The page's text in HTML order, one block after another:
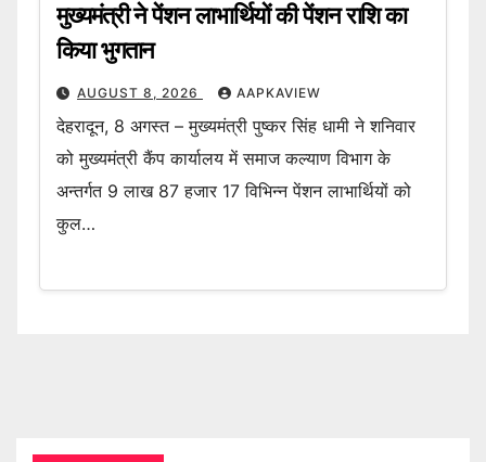
मुख्यमंत्री ने पेंशन लाभार्थियों की पेंशन राशि का
किया भुगतान
AUGUST 8, 2026 AAPKAVIEW
देहरादून, 8 अगस्त – मुख्यमंत्री पुष्कर सिंह धामी ने शनिवार
को मुख्यमंत्री कैंप कार्यालय में समाज कल्याण विभाग के
अन्तर्गत 9 लाख 87 हजार 17 विभिन्न पेंशन लाभार्थियों को
कुल…